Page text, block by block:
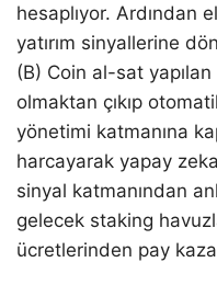
hesaplıyor. Ardından
yatırım sinyallerine
(B) Coin al-sat yapılan
olmaktan çıkıp
yönetimi katmanına
harcayarak yapay
sinyal katmanından
gelecek staking
ücretlerinden pay